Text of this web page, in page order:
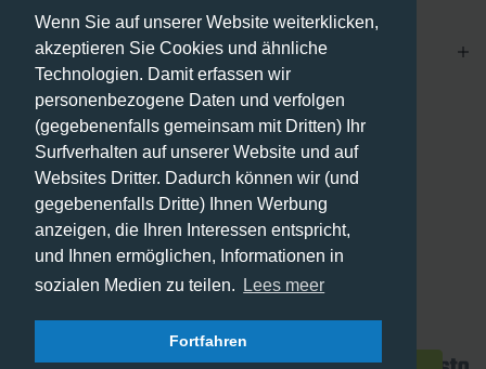
Wenn Sie auf unserer Website weiterklicken,
akzeptieren Sie Cookies und ähnliche
Technologien. Damit erfassen wir
personenbezogene Daten und verfolgen
(gegebenenfalls gemeinsam mit Dritten) Ihr
Surfverhalten auf unserer Website und auf
Websites Dritter. Dadurch können wir (und
gegebenenfalls Dritte) Ihnen Werbung
anzeigen, die Ihren Interessen entspricht,
und Ihnen ermöglichen, Informationen in
sozialen Medien zu teilen.
Lees meer
Fortfahren
Zahlungsmethoden
Versandmethoden
Account